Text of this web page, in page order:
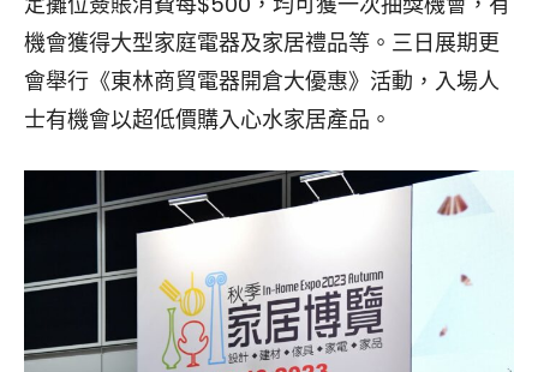
機會獲得大型家庭電器及家居禮品等。三日展期更
會舉行《東林商貿電器開倉大優惠》活動，入場人
士有機會以超低價購入心水家居產品。